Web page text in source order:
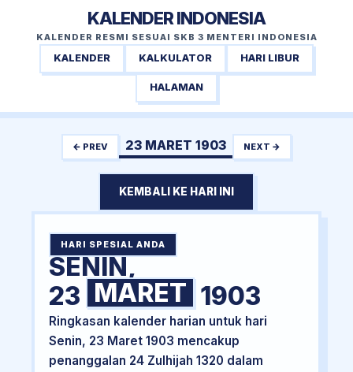
KALENDER INDONESIA
KALENDER RESMI SESUAI SKB 3 MENTERI INDONESIA
KALENDER KALKULATOR HARI LIBUR
HALAMAN
← PREV 23 MARET 1903 NEXT →
KEMBALI KE HARI INI
HARI SPESIAL ANDA
SENIN,
23 MARET 1903
Ringkasan kalender harian untuk hari
Senin, 23 Maret 1903 mencakup
penanggalan 24 Zulhijah 1320 dalam